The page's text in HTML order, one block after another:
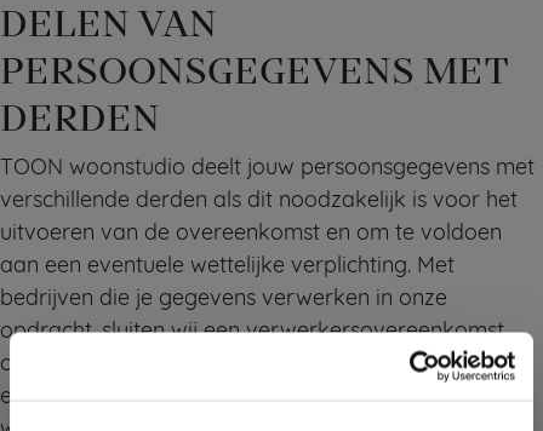
DELEN VAN
PERSOONSGEGEVENS MET
DERDEN
TOON woonstudio deelt jouw persoonsgegevens met
verschillende derden als dit noodzakelijk is voor het
uitvoeren van de overeenkomst en om te voldoen
aan een eventuele wettelijke verplichting. Met
bedrijven die je gegevens verwerken in onze
opdracht, sluiten wij een verwerkersovereenkomst
om te zorgen voor eenzelfde niveau van beveiliging
en vertrouwelijkheid van jouw gegevens. TOON